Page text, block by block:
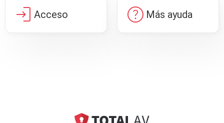
login Acceso help Más ayuda